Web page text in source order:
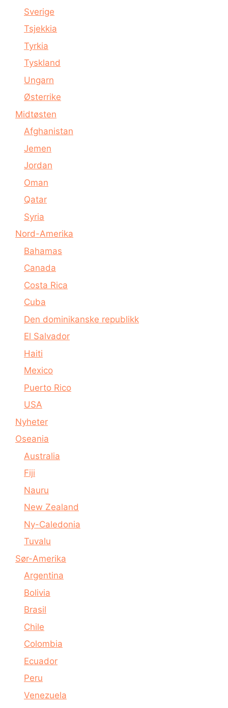
Sverige
Tsjekkia
Tyrkia
Tyskland
Ungarn
Østerrike
Midtøsten
Afghanistan
Jemen
Jordan
Oman
Qatar
Syria
Nord-Amerika
Bahamas
Canada
Costa Rica
Cuba
Den dominikanske republikk
El Salvador
Haiti
Mexico
Puerto Rico
USA
Nyheter
Oseania
Australia
Fiji
Nauru
New Zealand
Ny-Caledonia
Tuvalu
Sør-Amerika
Argentina
Bolivia
Brasil
Chile
Colombia
Ecuador
Peru
Venezuela